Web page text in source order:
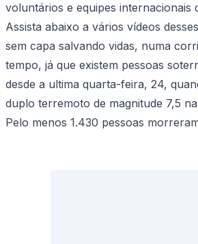
voluntários e equipes internacionais
Assista abaixo a vários vídeos
sem capa salvando vidas, numa
tempo, já que existem pessoas
desde a ultima quarta-feira, 24,
duplo terremoto de magnitude 7,5
Pelo menos 1.430 pessoas